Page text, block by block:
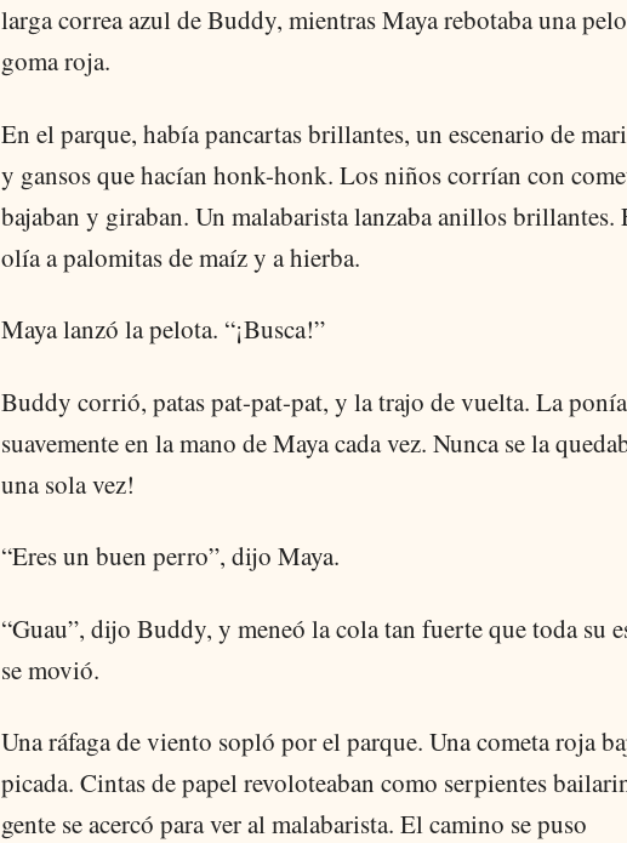
larga correa azul de Buddy, mientras Maya rebotaba una
goma roja.
En el parque, había pancartas brillantes, un escenario de
y gansos que hacían honk-honk. Los niños corrían con
bajaban y giraban. Un malabarista lanzaba anillos brillantes.
olía a palomitas de maíz y a hierba.
Maya lanzó la pelota. “¡Busca!”
Buddy corrió, patas pat-pat-pat, y la trajo de vuelta. La ponía
suavemente en la mano de Maya cada vez. Nunca se la
una sola vez!
“Eres un buen perro”, dijo Maya.
“Guau”, dijo Buddy, y meneó la cola tan fuerte que toda su
se movió.
Una ráfaga de viento sopló por el parque. Una cometa roja
picada. Cintas de papel revoloteaban como serpientes
gente se acercó para ver al malabarista. El camino se puso